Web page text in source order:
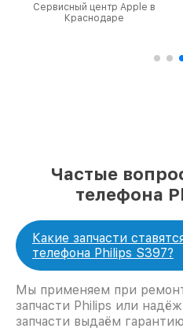
Сервисный центр Apple в
Краснодаре
Частые
телефона
Какие запчасти
телефона Philips S397?
Мы применяем при
запчасти Philips или
запчасти выдаём